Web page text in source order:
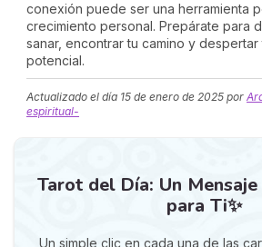
conexión puede ser una herramienta
crecimiento personal. Prepárate para
sanar, encontrar tu camino y despertar
potencial.
Actualizado el día 15 de enero de 2025 por
espiritual-
Tarot del Día: Un
para Ti✨
Un simple clic en cada una de las